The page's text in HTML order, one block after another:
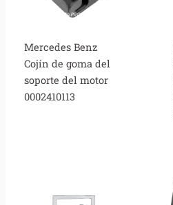
Mercedes Benz
Cojín de goma del
soporte del motor
0002410113